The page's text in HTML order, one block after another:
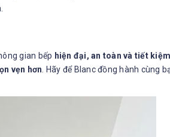
gian bếp hiện đại, an toàn và tiết kiệm
vẹn hơn . Hãy để Blanc đồng hành cùng